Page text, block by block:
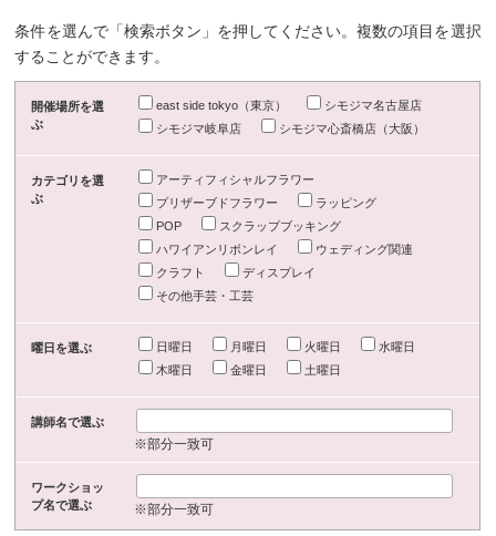
条件を選んで「検索ボタン」を押してください。複数の項目を選択
することができます。
開催場所を選
ぶ
east side tokyo（東京）
シモジマ名古屋店
シモジマ岐阜店
シモジマ心斎橋店（大阪）
カテゴリを選
ぶ
アーティフィシャルフラワー
プリザーブドフラワー
ラッピング
POP
スクラップブッキング
ハワイアンリボンレイ
ウェディング関連
クラフト
ディスプレイ
その他手芸・工芸
曜日を選ぶ 日曜日 月曜日 火曜日
水曜日
木曜日
金曜日 土曜日
講師名で選ぶ
※部分一致可
ワークショッ
プ名で選ぶ
※部分一致可